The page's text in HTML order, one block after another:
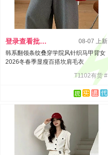
登录查看批发价
08-07 上新
韩系翻领条纹叠穿学院风针织马甲背女
2026冬春季显瘦百搭坎肩毛衣
T1102有货 #